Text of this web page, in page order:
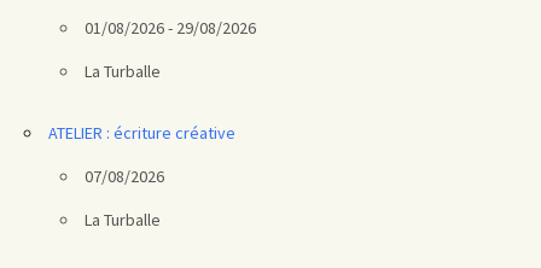
01/08/2026 - 29/08/2026
La Turballe
ATELIER : écriture créative
07/08/2026
La Turballe